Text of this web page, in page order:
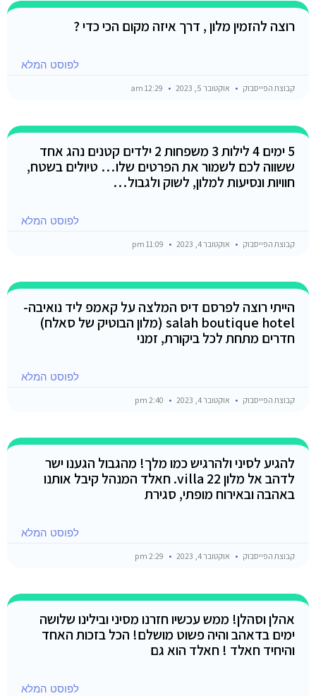
רוצה להזמין מלון , דרך איזה מקום הכי כדי ?
לפוסט המלא
קבוצת הפייסבוק אוקטובר 5, 2023
5 ימים 4 לילות 3 משפחות 2 ילדים קטנים נהג אחד
ששווה לכם לשמור את הפרטים שלו… טיולים בשטח,
חוויות ונסיעות למלון, לשוק ולגבול…
לפוסט המלא
קבוצת הפייסבוק אוקטובר 4, 2023
הייתי רוצה לפרסם דיס המלצה על קאמפ ליד נואיבה-
salah boutique hotel (מלון הבוטיק של סאלח)
חדרים מתחת לכל ביקורת, זמני
לפוסט המלא
קבוצת הפייסבוק אוקטובר 4, 2023
להגיע לסיני ולהרגיש כמו מלך! מהגבול הגענו ישר
לדהב אל מלון villa 22. חאלד המנהל קיבל אותנו
באהבה ובאירוח מופתי, סגירת
לפוסט המלא
קבוצת הפייסבוק אוקטובר 4, 2023
אהלן וסהלן! ממש עכשיו חזרנו מסיני ובילינו שלושה
ימים בדאהב והיה פשוט מושלם! הכל בזכות האחד
והיחיד חאלד ! חאלד הוא גם
לפוסט המלא